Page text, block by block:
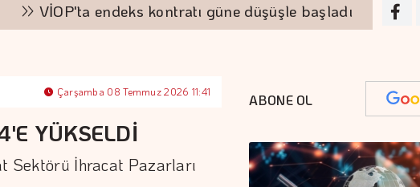
endeks kontratı güne düşüşle başladı
Çarşamba 08 Temmuz 2026 11:41
YÜKSELDİ
Sektörü İhracat Pazarları
ABONE OL